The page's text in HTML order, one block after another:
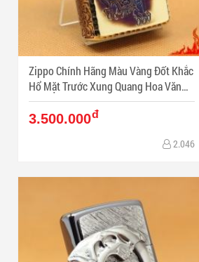
Zippo Chính Hãng Màu Vàng Đốt Khắc
Hổ Mặt Trước Xung Quang Hoa Văn
Arab Vỏ Dày - Mã SP: ZPC1096
3.500.000đ
2.046